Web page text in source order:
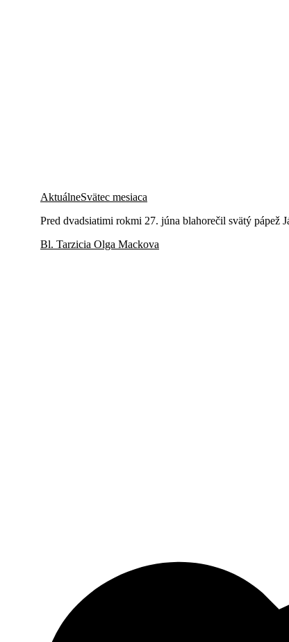
AktuálneSvätec mesiaca
Pred dvadsiatimi rokmi 27. júna blahorečil svätý pápež
Bl. Tarzicia Olga Mackova